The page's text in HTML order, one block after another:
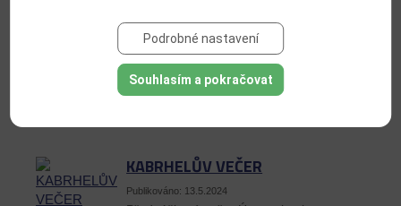
Přednáškový večer IV. Interní kliniky
1. LF UK A VFN konaný DNE 20.
KVĚTNA 2024
celý článek
KABRHELŮV VEČER
Publikováno: 13.5.2024
Podrobné nastavení
Souhlasím a pokračovat